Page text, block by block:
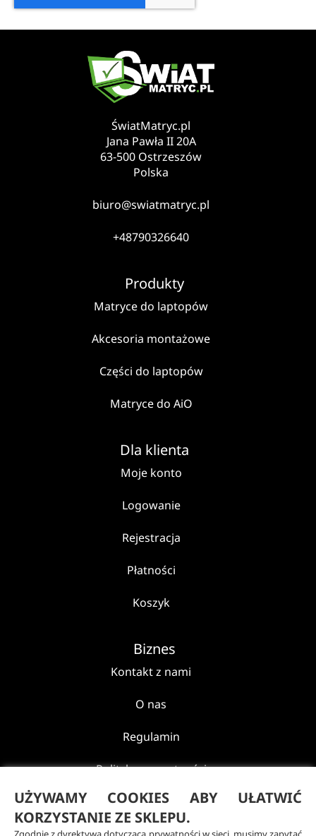
UŻYWAMY COOKIES ABY UŁATWIĆ
KORZYSTANIE ZE SKLEPU.
ŚwiatMatryc.pl
Jana Pawła II 20A
63-500 Ostrzeszów
Polska
biuro@swiatmatryc.pl
+48790326640
Produkty
Matryce do laptopów
Akcesoria montażowe
Części do laptopów
Matryce do AiO
Dla klienta
Moje konto
Logowanie
Rejestracja
Płatności
Koszyk
Biznes
Kontakt z nami
O nas
Regulamin
Polityka prywatności
Reklamacje i zwroty